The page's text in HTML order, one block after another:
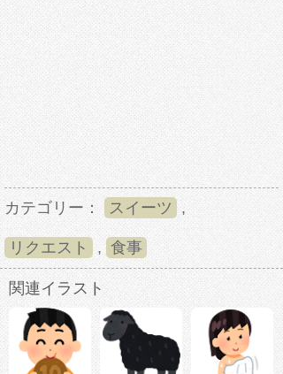
カテゴリー： スイーツ ,
リクエスト , 食事
関連イラスト